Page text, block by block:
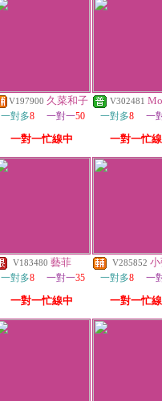
V197900 久菜和子
一對多8 一對一50
一對一忙線中
V302481
一對多8 一
一對一忙
V183480 藝菲
一對多8 一對一35
一對一忙線中
V285852
一對多8 一
一對一忙